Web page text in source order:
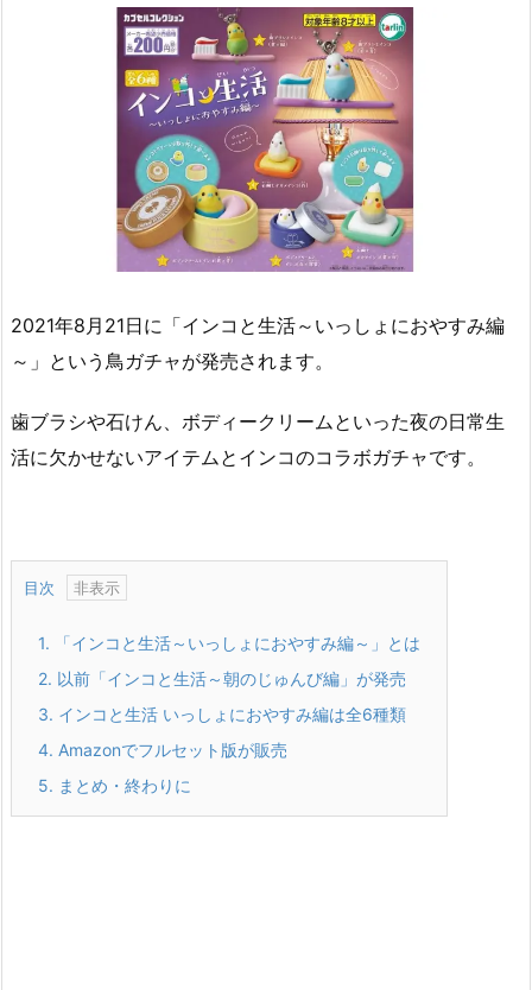
2021年8月21日に「インコと生活～いっしょにおやすみ編
～」という鳥ガチャが発売されます。
歯ブラシや石けん、ボディークリームといった夜の日常生
活に欠かせないアイテムとインコのコラボガチャです。
目次
1. 「インコと生活～いっしょにおやすみ編～」とは
2. 以前「インコと生活～朝のじゅんび編」が発売
3. インコと生活 いっしょにおやすみ編は全6種類
4. Amazonでフルセット版が販売
5. まとめ・終わりに